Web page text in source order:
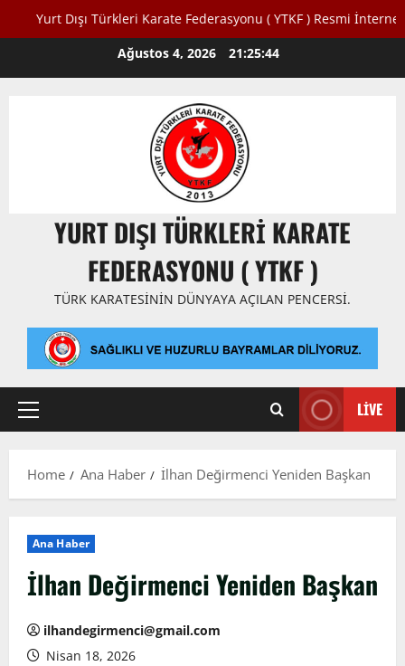
Türkleri Karate Federasyonu ( YTKF ) Resmi İnternet Sitesine
Ağustos 4, 2026 21:25:45
YURT DIŞI TÜRKLERI KARATE
FEDERASYONU ( YTKF )
TÜRK KARATESININ DÜNYAYA AÇILAN PENCERSI.
Primary
LIVE
Home Ana Haber İlhan Değirmenci Yeniden Başkan
Ana Haber
İlhan Değirmenci Yeniden Başkan
ilhandegirmenci@gmail.com
Nisan 18, 2026